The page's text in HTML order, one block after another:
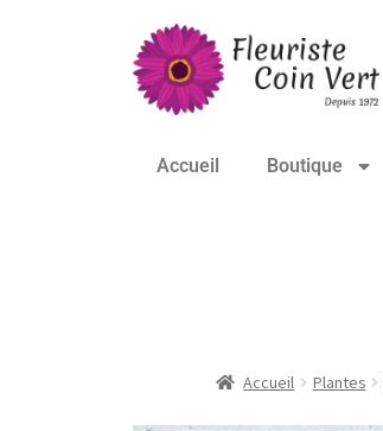
Accueil Boutique
Accueil Plantes